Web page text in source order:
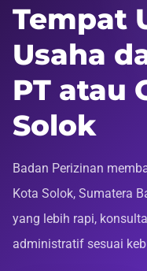
Tempat
Usaha
PT atau
Solok
Badan Perizinan
Kota Solok, Sumatera
yang lebih rapi,
administratif sesuai